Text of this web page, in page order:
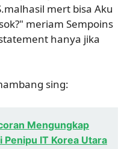
mert bisa Aku
meriam Sempoins
hanya jika
sing:
Mengungkap
IT Korea Utara